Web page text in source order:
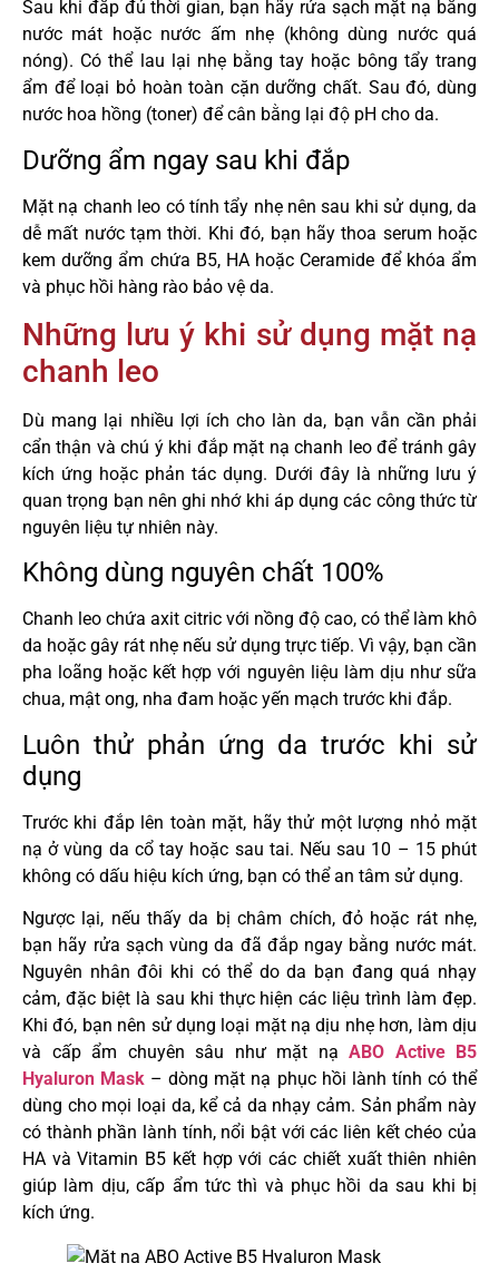
Sau khi đắp đủ thời gian, bạn hãy rửa sạch mặt nạ bằng
nước mát hoặc nước ấm nhẹ (không dùng nước quá
nóng). Có thể lau lại nhẹ bằng tay hoặc bông tẩy trang
ẩm để loại bỏ hoàn toàn cặn dưỡng chất. Sau đó, dùng
nước hoa hồng (toner) để cân bằng lại độ pH cho da.
Dưỡng ẩm ngay sau khi đắp
Mặt nạ chanh leo có tính tẩy nhẹ nên sau khi sử dụng, da
dễ mất nước tạm thời. Khi đó, bạn hãy thoa serum hoặc
kem dưỡng ẩm chứa B5, HA hoặc Ceramide để khóa ẩm
và phục hồi hàng rào bảo vệ da.
Những lưu ý khi sử dụng mặt nạ
chanh leo
Dù mang lại nhiều lợi ích cho làn da, bạn vẫn cần phải
cẩn thận và chú ý khi đắp mặt nạ chanh leo để tránh gây
kích ứng hoặc phản tác dụng. Dưới đây là những lưu ý
quan trọng bạn nên ghi nhớ khi áp dụng các công thức từ
nguyên liệu tự nhiên này.
Không dùng nguyên chất 100%
Chanh leo chứa axit citric với nồng độ cao, có thể làm khô
da hoặc gây rát nhẹ nếu sử dụng trực tiếp. Vì vậy, bạn cần
pha loãng hoặc kết hợp với nguyên liệu làm dịu như sữa
chua, mật ong, nha đam hoặc yến mạch trước khi đắp.
Luôn thử phản ứng da trước khi sử
dụng
Trước khi đắp lên toàn mặt, hãy thử một lượng nhỏ mặt
nạ ở vùng da cổ tay hoặc sau tai. Nếu sau 10 – 15 phút
không có dấu hiệu kích ứng, bạn có thể an tâm sử dụng.
Ngược lại, nếu thấy da bị châm chích, đỏ hoặc rát nhẹ,
bạn hãy rửa sạch vùng da đã đắp ngay bằng nước mát.
Nguyên nhân đôi khi có thể do da bạn đang quá nhạy
cảm, đặc biệt là sau khi thực hiện các liệu trình làm đẹp.
Khi đó, bạn nên sử dụng loại mặt nạ dịu nhẹ hơn, làm dịu
và cấp ẩm chuyên sâu như mặt nạ ABO Active B5
Hyaluron Mask – dòng mặt nạ phục hồi lành tính có thể
dùng cho mọi loại da, kể cả da nhạy cảm. Sản phẩm này
có thành phần lành tính, nổi bật với các liên kết chéo của
HA và Vitamin B5 kết hợp với các chiết xuất thiên nhiên
giúp làm dịu, cấp ẩm tức thì và phục hồi da sau khi bị
kích ứng.